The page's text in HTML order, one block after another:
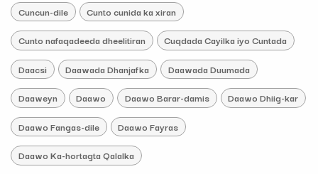
Cuncun-dile Cunto cunida ka xiran
Cunto nafaqadeeda dheelitiran Cuqdada Cayilka iyo Cuntada
Daacsi Daawada Dhanjafka Daawada Duumada
Daaweyn Daawo Daawo Barar-damis Daawo Dhiig-kar
Daawo Fangas-dile Daawo Fayras
Daawo Ka-hortagta Qalalka